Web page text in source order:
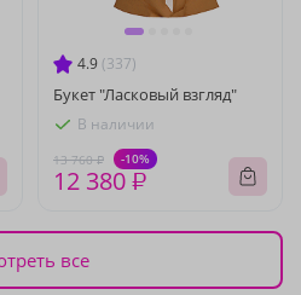
4.9 (337)
Букет "Ласковый взгляд"
В наличии
13 760 ₽ -10%
12 380 ₽
все